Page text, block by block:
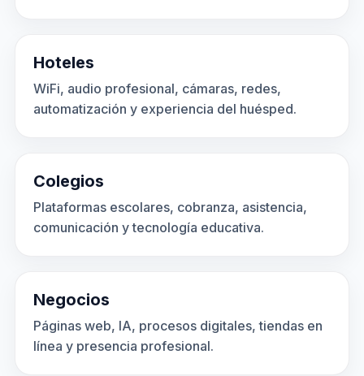
Hoteles
WiFi, audio profesional, cámaras, redes,
automatización y experiencia del huésped.
Colegios
Plataformas escolares, cobranza, asistencia,
comunicación y tecnología educativa.
Negocios
Páginas web, IA, procesos digitales, tiendas en
línea y presencia profesional.